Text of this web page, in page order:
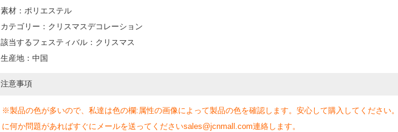
素材：ポリエステル
カテゴリー：クリスマスデコレーション
該当するフェスティバル：クリスマス
生産地：中国
注意事項
※製品の色が多いので、私達は色の欄:属性の画像によって製品の色を確認します。安心して購入してください
に何か問題があればすぐにメールを送ってくださいsales@jcnmall.com連絡します。